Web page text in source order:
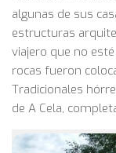
algunas de sus
estructuras
viajero que no
rocas fueron
Tradicionales
de A Cela,